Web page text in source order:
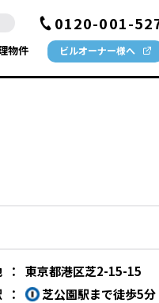
0120-001-
物件 ビルオーナー様へ
：
東京都港区芝2-15-15
：
芝公園駅まで徒歩5分